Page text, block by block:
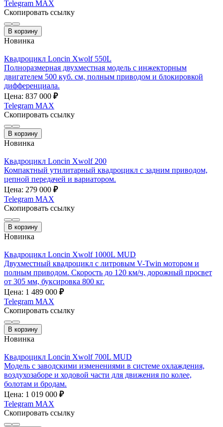
Telegram MAX
Скопировать ссылку
В корзину
Новинка
Квадроцикл Loncin Xwolf 550L
Полноразмерная двухместная модель с инжекторным
двигателем 500 куб. см, полным приводом и блокировкой
дифференциала.
Цена: 837 000 ₽
Telegram MAX
Скопировать ссылку
В корзину
Новинка
Квадроцикл Loncin Xwolf 200
Компактный утилитарный квадроцикл с задним приводом,
цепной передачей и вариатором.
Цена: 279 000 ₽
Telegram MAX
Скопировать ссылку
В корзину
Новинка
Квадроцикл Loncin Xwolf 1000L MUD
Двухместный квадроцикл с литровым V-Twin мотором и
полным приводом. Скорость до 120 км/ч, дорожный просвет
от 305 мм, буксировка 800 кг.
Цена: 1 489 000 ₽
Telegram MAX
Скопировать ссылку
В корзину
Новинка
Квадроцикл Loncin Xwolf 700L MUD
Модель с заводскими изменениями в системе охлаждения,
воздухозаборе и ходовой части для движения по колее,
болотам и бродам.
Цена: 1 019 000 ₽
Telegram MAX
Скопировать ссылку